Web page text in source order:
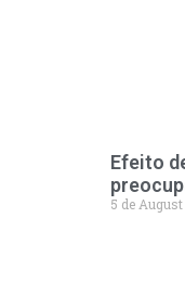
Efeito
5 de